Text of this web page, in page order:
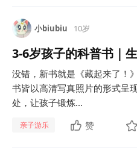
小biubiu 10岁
3-6岁孩子的科普书｜
没错，新书就是《藏起来了！
书皆以高清写真照片的形式呈
处，让孩子锻炼...
亲子游乐 赞